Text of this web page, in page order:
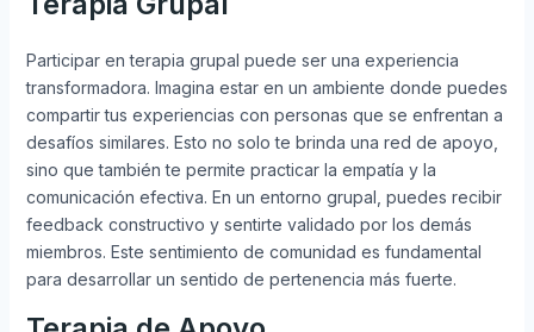
Participar en terapia grupal puede ser una experiencia
transformadora. Imagina estar en un ambiente donde puedes
compartir tus experiencias con personas que se enfrentan a
desafíos similares. Esto no solo te brinda una red de apoyo,
sino que también te permite practicar la empatía y la
comunicación efectiva. En un entorno grupal, puedes recibir
feedback constructivo y sentirte validado por los demás
miembros. Este sentimiento de comunidad es fundamental
para desarrollar un sentido de pertenencia más fuerte.